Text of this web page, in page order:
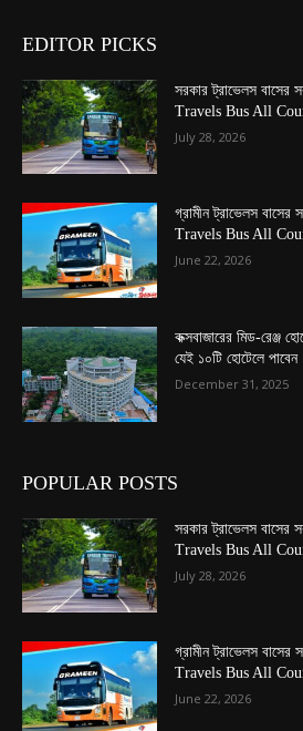
EDITOR PICKS
সরকার ট্রাভেলস বাসের
Travels Bus All
July 28, 2026
গ্রামীন ট্রাভেলস
Travels Bus All
June 22, 2026
কক্সবাজারের মিড-রেঞ্জ
যেই ১০টি হোটেলে পাবেন
December 31, 2025
POPULAR POSTS
সরকার ট্রাভেলস বাসের
Travels Bus All
July 28, 2026
গ্রামীন ট্রাভেলস
Travels Bus All
June 22, 2026